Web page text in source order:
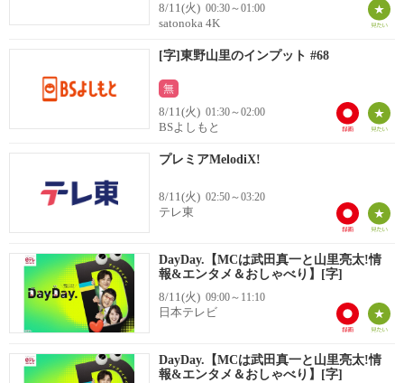
8/11(火) 00:30～01:00
satonoka 4K
[字]東野山里のインプット #68
無
8/11(火) 01:30～02:00
BSよしもと
プレミアMelodiX!
8/11(火) 02:50～03:20
テレ東
DayDay.【MCは武田真一と山里亮太!情
報&エンタメ＆おしゃべり】[字]
8/11(火) 09:00～11:10
日本テレビ
DayDay.【MCは武田真一と山里亮太!情
報&エンタメ＆おしゃべり】[字]